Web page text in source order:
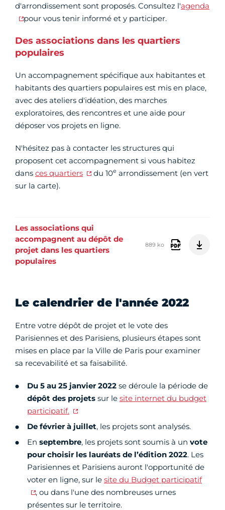
d'arrondissement sont proposés. Consultez l'agenda
pour vous tenir informé et y participer.
Des associations dans les quartiers
populaires
Un accompagnement spécifique aux habitantes et
habitants des quartiers populaires est mis en place,
avec des ateliers d'idéation, des marches
exploratoires, des rencontres et une aide pour
déposer vos projets en ligne.
N'hésitez pas à contacter les structures qui
proposent cet accompagnement si vous habitez
dans ces quartiers du 10e arrondissement (en vert
sur la carte).
Les associations qui
accompagnent au dépôt de
projet dans les quartiers
populaires
889 ko
Le calendrier de l'année 2022
Entre votre dépôt de projet et le vote des
Parisiennes et des Parisiens, plusieurs étapes sont
mises en place par la Ville de Paris pour examiner
sa recevabilité et sa faisabilité.
Du 5 au 25 janvier 2022 se déroule la période de
dépôt des projets sur le site internet du budget
participatif.
De février à juillet, les projets sont analysés.
En septembre, les projets sont soumis à un vote
pour choisir les lauréats de l’édition 2022. Les
Parisiennes et Parisiens auront l'opportunité de
voter en ligne, sur le site du Budget participatif
, ou dans l'une des nombreuses urnes
présentes sur le territoire.